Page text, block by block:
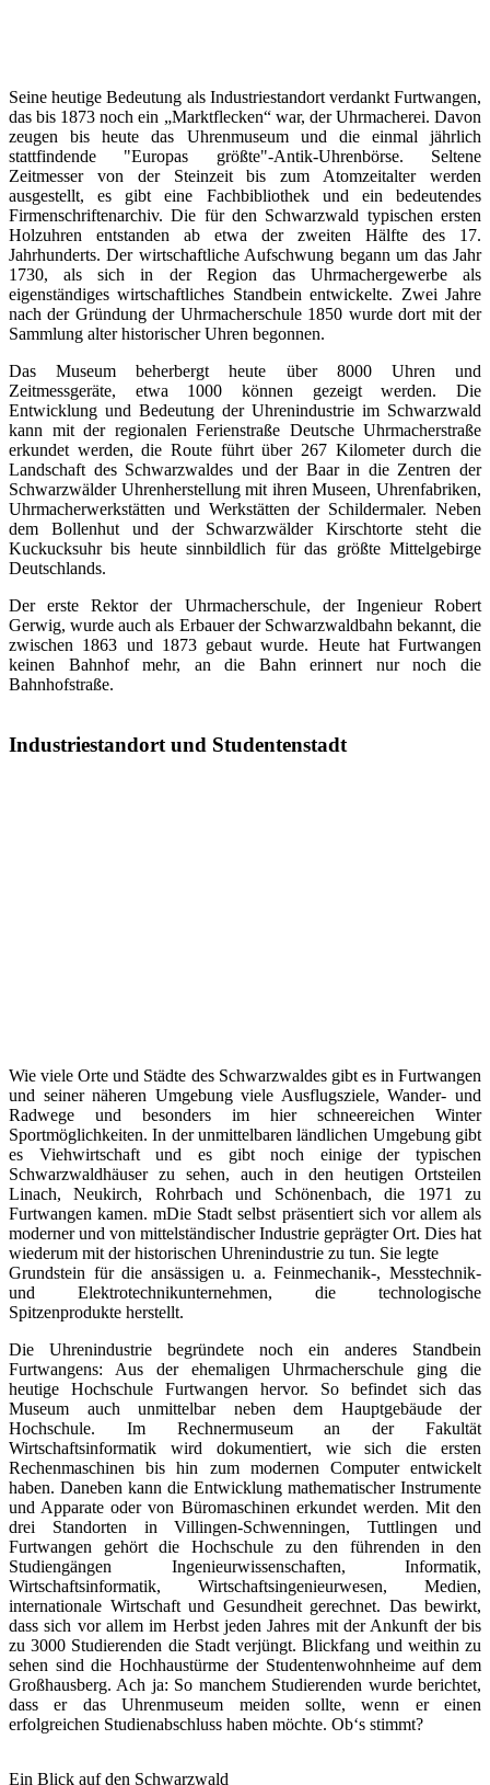
Seine heutige Bedeutung als Industriestandort verdankt Furtwangen,
das bis 1873 noch ein „Marktflecken“ war, der Uhrmacherei. Davon
zeugen bis heute das Uhrenmuseum und die einmal jährlich
stattfindende "Europas größte"-Antik-Uhrenbörse. Seltene
Zeitmesser von der Steinzeit bis zum Atomzeitalter werden
ausgestellt, es gibt eine Fachbibliothek und ein bedeutendes
Firmenschriftenarchiv. Die für den Schwarzwald typischen ersten
Holzuhren entstanden ab etwa der zweiten Hälfte des 17.
Jahrhunderts. Der wirtschaftliche Aufschwung begann um das Jahr
1730, als sich in der Region das Uhrmachergewerbe als
eigenständiges wirtschaftliches Standbein entwickelte. Zwei Jahre
nach der Gründung der Uhrmacherschule 1850 wurde dort mit der
Sammlung alter historischer Uhren begonnen.
Das Museum beherbergt heute über 8000 Uhren und
Zeitmessgeräte, etwa 1000 können gezeigt werden. Die
Entwicklung und Bedeutung der Uhrenindustrie im Schwarzwald
kann mit der regionalen Ferienstraße Deutsche Uhrmacherstraße
erkundet werden, die Route führt über 267 Kilometer durch die
Landschaft des Schwarzwaldes und der Baar in die Zentren der
Schwarzwälder Uhrenherstellung mit ihren Museen, Uhrenfabriken,
Uhrmacherwerkstätten und Werkstätten der Schildermaler. Neben
dem Bollenhut und der Schwarzwälder Kirschtorte steht die
Kuckucksuhr bis heute sinnbildlich für das größte Mittelgebirge
Deutschlands.
Der erste Rektor der Uhrmacherschule, der Ingenieur Robert
Gerwig, wurde auch als Erbauer der Schwarzwaldbahn bekannt, die
zwischen 1863 und 1873 gebaut wurde. Heute hat Furtwangen
keinen Bahnhof mehr, an die Bahn erinnert nur noch die
Bahnhofstraße.
Industriestandort und Studentenstadt
Wie viele Orte und Städte des Schwarzwaldes gibt es in Furtwangen
und seiner näheren Umgebung viele Ausflugsziele, Wander- und
Radwege und besonders im hier schneereichen Winter
Sportmöglichkeiten. In der unmittelbaren ländlichen Umgebung gibt
es Viehwirtschaft und es gibt noch einige der typischen
Schwarzwaldhäuser zu sehen, auch in den heutigen Ortsteilen
Linach, Neukirch, Rohrbach und Schönenbach, die 1971 zu
Furtwangen kamen. mDie Stadt selbst präsentiert sich vor allem als
moderner und von mittelständischer Industrie geprägter Ort. Dies hat
wiederum mit der historischen Uhrenindustrie zu tun. Sie legte
Grundstein für die ansässigen u. a. Feinmechanik-, Messtechnik-
und Elektrotechnikunternehmen, die technologische
Spitzenprodukte herstellt.
Die Uhrenindustrie begründete noch ein anderes Standbein
Furtwangens: Aus der ehemaligen Uhrmacherschule ging die
heutige Hochschule Furtwangen hervor. So befindet sich das
Museum auch unmittelbar neben dem Hauptgebäude der
Hochschule. Im Rechnermuseum an der Fakultät
Wirtschaftsinformatik wird dokumentiert, wie sich die ersten
Rechenmaschinen bis hin zum modernen Computer entwickelt
haben. Daneben kann die Entwicklung mathematischer Instrumente
und Apparate oder von Büromaschinen erkundet werden. Mit den
drei Standorten in Villingen-Schwenningen, Tuttlingen und
Furtwangen gehört die Hochschule zu den führenden in den
Studiengängen Ingenieurwissenschaften, Informatik,
Wirtschaftsinformatik, Wirtschaftsingenieurwesen, Medien,
internationale Wirtschaft und Gesundheit gerechnet. Das bewirkt,
dass sich vor allem im Herbst jeden Jahres mit der Ankunft der bis
zu 3000 Studierenden die Stadt verjüngt. Blickfang und weithin zu
sehen sind die Hochhaustürme der Studentenwohnheime auf dem
Großhausberg. Ach ja: So manchem Studierenden wurde berichtet,
dass er das Uhrenmuseum meiden sollte, wenn er einen
erfolgreichen Studienabschluss haben möchte. Ob‘s stimmt?
Ein Blick auf den Schwarzwald